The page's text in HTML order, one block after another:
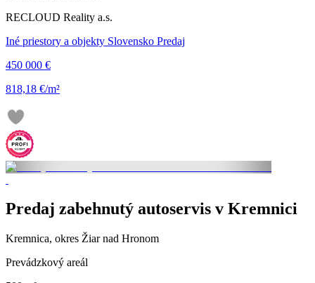
RECLOUD Reality a.s.
Iné priestory a objekty Slovensko Predaj
450 000 €
818,18 €/m²
Predaj zabehnutý autoservis v Kremnici
Kremnica, okres Žiar nad Hronom
Prevádzkový areál